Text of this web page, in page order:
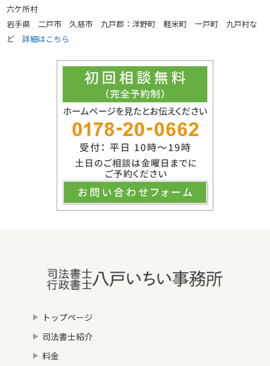
六ケ所村
岩手県 二戸市 久慈市 九戸郡：洋野町 軽米町 一戸町 九戸村な
ど詳細はこちら
トップページ
司法書士紹介
料金